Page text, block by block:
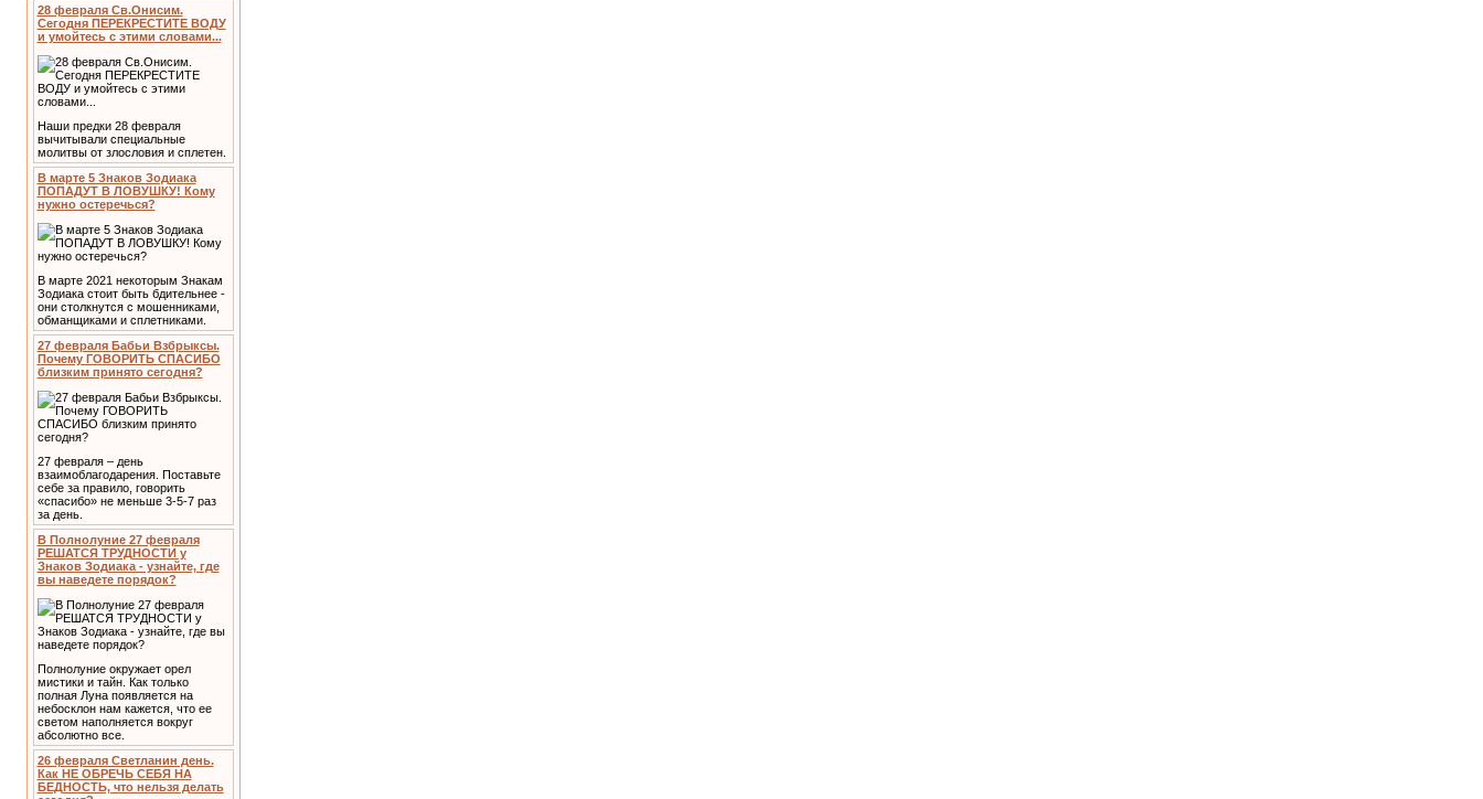
28 февраля Св.Онисим.
Сегодня ПЕРЕКРЕСТИТЕ ВОДУ
и умойтесь с этими словами...
Наши предки 28 февраля
вычитывали специальные
молитвы от злословия и сплетен.
В марте 5 Знаков Зодиака
ПОПАДУТ В ЛОВУШКУ! Кому
нужно остеречься?
В марте 2021 некоторым Знакам
Зодиака стоит быть бдительнее -
они столкнутся с мошенниками,
обманщиками и сплетниками.
27 февраля Бабьи Взбрыксы.
Почему ГОВОРИТЬ СПАСИБО
близким принято сегодня?
27 февраля – день
взаимоблагодарения. Поставьте
себе за правило, говорить
«спасибо» не меньше 3-5-7 раз
за день.
В Полнолуние 27 февраля
РЕШАТСЯ ТРУДНОСТИ у
Знаков Зодиака - узнайте, где
вы наведете порядок?
Полнолуние окружает орел
мистики и тайн. Как только
полная Луна появляется на
небосклон нам кажется, что ее
светом наполняется вокруг
абсолютно все.
26 февраля Светланин день.
Как НЕ ОБРЕЧЬ СЕБЯ НА
БЕДНОСТЬ, что нельзя делать